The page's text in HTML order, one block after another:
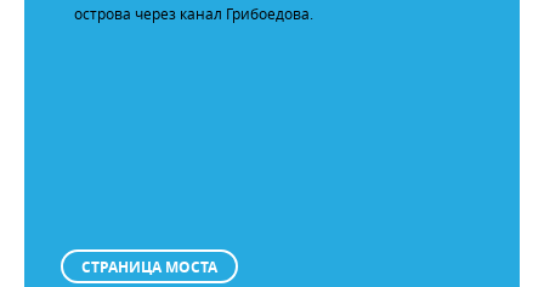
острова через канал Грибоедова.
СТРАНИЦА МОСТА